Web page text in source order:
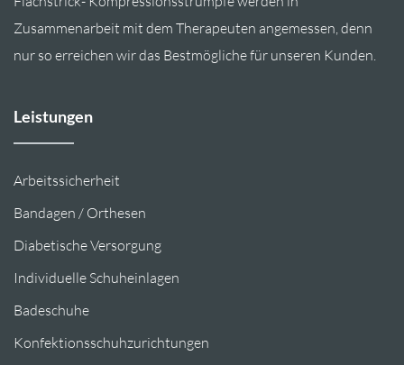
Zusammenarbeit mit dem Therapeuten angemessen, denn
nur so erreichen wir das Bestmögliche für unseren Kunden.
Leistungen
Arbeitssicherheit
Bandagen / Orthesen
Diabetische Versorgung
Individuelle Schuheinlagen
Badeschuhe
Konfektionsschuhzurichtungen